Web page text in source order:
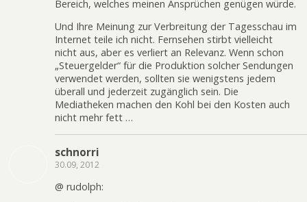
Bereich, welches meinen Ansprüchen genügen würde.
Und Ihre Meinung zur Verbreitung der Tagesschau im
Internet teile ich nicht. Fernsehen stirbt vielleicht
nicht aus, aber es verliert an Relevanz. Wenn schon
„Steuergelder“ für die Produktion solcher Sendungen
verwendet werden, sollten sie wenigstens jedem
überall und jederzeit zugänglich sein. Die
Mediatheken machen den Kohl bei den Kosten auch
nicht mehr fett …
schnorri
30.09, 2012
@ rudolph: